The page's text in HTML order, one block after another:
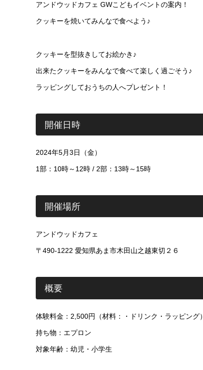
アンドウッドカフェ GWこどもイベントの案内！
クッキーを焼いてみんなで食べよう♪
クッキーを型抜きしてお絵かき♪
出来たクッキーをみんなで食べて楽しく過ごそう♪
ラッピングしておうちの人へプレゼント！
開催日時
2024年5月3日（金）
1部：10時～12時 / 2部：13時～15時
開催場所
アンドウッドカフェ
〒490-1222 愛知県あま市木田山之越東切２６
概要
体験料金：2,500円（材料：・ドリンク・ラッピング）
持ち物：エプロン
対象年齢：幼児・小学生